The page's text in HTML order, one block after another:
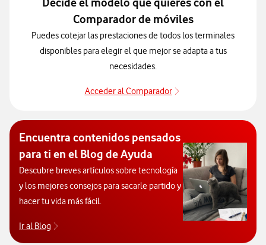
Comparador de móviles
Puedes cotejar las prestaciones de todos los terminales
disponibles para elegir el que mejor se adapta a tus
necesidades.
Acceder al Comparador
Encuentra contenidos pensados
para ti en el Blog de Ayuda
Descubre breves artículos sobre tecnología
y los mejores consejos para sacarle partido y
hacer tu vida más fácil.
Ir al Blog